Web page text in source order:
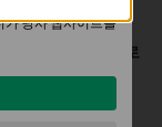
로
가 당사 웹사이트를